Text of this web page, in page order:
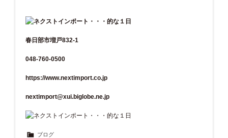
春日部市増戸832-1
048-760-0500
https://www.nextimport.co.jp
nextimport@xui.biglobe.ne.jp
ブログ